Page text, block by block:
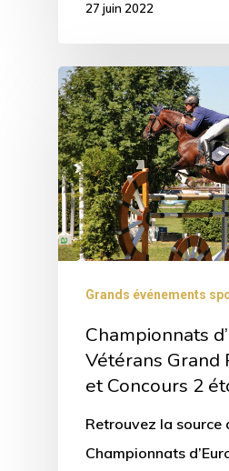
27 juin 2022
Grands événements
Championnats
Vétérans Grand
et Concours 2
Retrouvez la source
Championnats